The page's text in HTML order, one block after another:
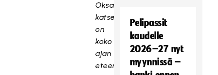
Oksasen
katse
on
koko
ajan
eteenpäin,
Pelipassit
kaudelle
2026–27 nyt
myynnissä –